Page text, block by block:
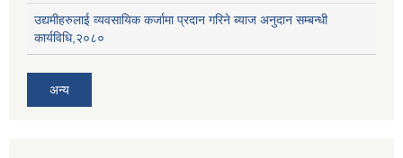
उद्यमीहरुलाई व्यवसायिक कर्जामा प्रदान गरिने ब्याज अनुदान सम्बन्धी
कार्यविधि,२०८०
अन्य